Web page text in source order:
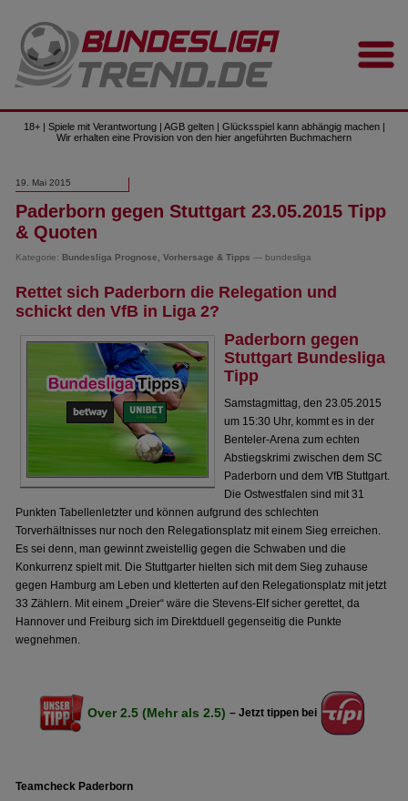
18+ | Spiele mit Verantwortung | AGB gelten | Glücksspiel kann abhängig machen |
Wir erhalten eine Provision von den hier angeführten Buchmachern
19. Mai 2015
Paderborn gegen Stuttgart 23.05.2015 Tipp
& Quoten
Kategorie: Bundesliga Prognose, Vorhersage & Tipps — bundesliga
Rettet sich Paderborn die Relegation und
schickt den VfB in Liga 2?
Paderborn gegen
Stuttgart Bundesliga
Tipp
Samstagmittag, den 23.05.2015
um 15:30 Uhr, kommt es in der
Benteler-Arena zum echten
Abstiegskrimi zwischen dem SC
Paderborn und dem VfB Stuttgart.
Die Ostwestfalen sind mit 31
Punkten Tabellenletzter und können aufgrund des schlechten
Torverhältnisses nur noch den Relegationsplatz mit einem Sieg erreichen.
Es sei denn, man gewinnt zweistellig gegen die Schwaben und die
Konkurrenz spielt mit. Die Stuttgarter hielten sich mit dem Sieg zuhause
gegen Hamburg am Leben und kletterten auf den Relegationsplatz mit jetzt
33 Zählern. Mit einem „Dreier“ wäre die Stevens-Elf sicher gerettet, da
Hannover und Freiburg sich im Direktduell gegenseitig die Punkte
wegnehmen.
Over 2.5 (Mehr als 2.5) – Jetzt tippen bei
Teamcheck Paderborn